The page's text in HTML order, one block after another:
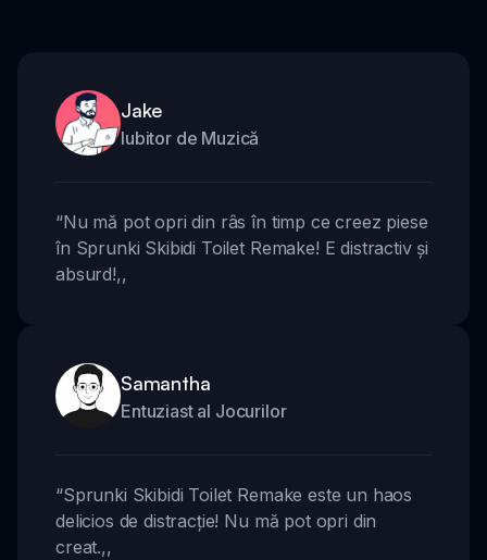
Jake
Iubitor de Muzică
“Nu mă pot opri din râs în timp ce creez piese
în Sprunki Skibidi Toilet Remake! E distractiv și
absurd!,,
Samantha
Entuziast al Jocurilor
“Sprunki Skibidi Toilet Remake este un haos
delicios de distracție! Nu mă pot opri din
creat.,,